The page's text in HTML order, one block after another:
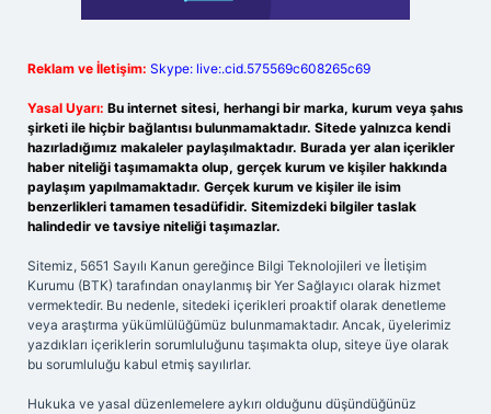
Reklam ve İletişim: Skype: live:.cid.575569c608265c69
Yasal Uyarı: Bu internet sitesi, herhangi bir marka, kurum veya şahıs
şirketi ile hiçbir bağlantısı bulunmamaktadır. Sitede yalnızca kendi
hazırladığımız makaleler paylaşılmaktadır. Burada yer alan içerikler
haber niteliği taşımamakta olup, gerçek kurum ve kişiler hakkında
paylaşım yapılmamaktadır. Gerçek kurum ve kişiler ile isim
benzerlikleri tamamen tesadüfidir. Sitemizdeki bilgiler taslak
halindedir ve tavsiye niteliği taşımazlar.
Sitemiz, 5651 Sayılı Kanun gereğince Bilgi Teknolojileri ve İletişim
Kurumu (BTK) tarafından onaylanmış bir Yer Sağlayıcı olarak hizmet
vermektedir. Bu nedenle, sitedeki içerikleri proaktif olarak denetleme
veya araştırma yükümlülüğümüz bulunmamaktadır. Ancak, üyelerimiz
yazdıkları içeriklerin sorumluluğunu taşımakta olup, siteye üye olarak
bu sorumluluğu kabul etmiş sayılırlar.
Hukuka ve yasal düzenlemelere aykırı olduğunu düşündüğünüz